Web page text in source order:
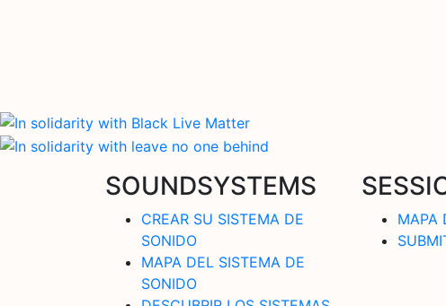
SOUNDSYSTEMS
CREAR SU SISTEMA DE
SONIDO
MAPA DEL SISTEMA DE
SONIDO
MAPA